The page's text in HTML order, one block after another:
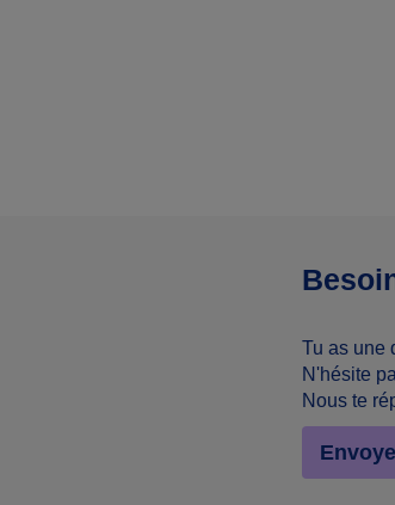
Tu as une
N'hésite
Nous te